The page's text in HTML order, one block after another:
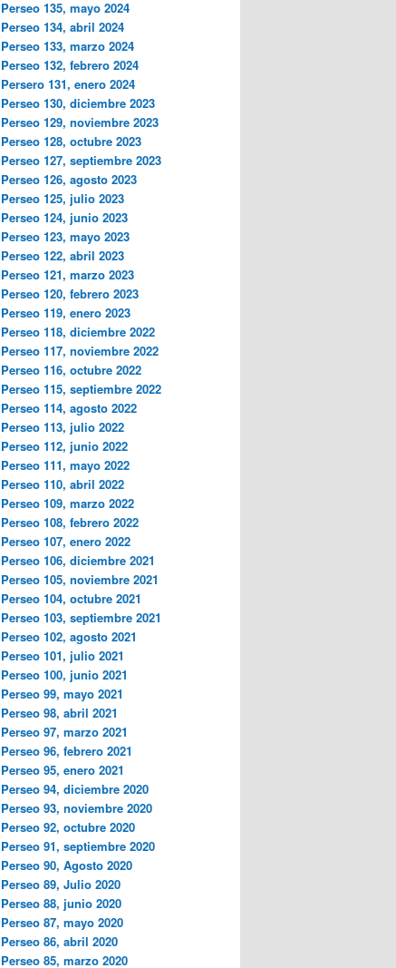
Perseo 135, mayo 2024
Perseo 134, abril 2024
Perseo 133, marzo 2024
Perseo 132, febrero 2024
Persero 131, enero 2024
Perseo 130, diciembre 2023
Perseo 129, noviembre 2023
Perseo 128, octubre 2023
Perseo 127, septiembre 2023
Perseo 126, agosto 2023
Perseo 125, julio 2023
Perseo 124, junio 2023
Perseo 123, mayo 2023
Perseo 122, abril 2023
Perseo 121, marzo 2023
Perseo 120, febrero 2023
Perseo 119, enero 2023
Perseo 118, diciembre 2022
Perseo 117, noviembre 2022
Perseo 116, octubre 2022
Perseo 115, septiembre 2022
Perseo 114, agosto 2022
Perseo 113, julio 2022
Perseo 112, junio 2022
Perseo 111, mayo 2022
Perseo 110, abril 2022
Perseo 109, marzo 2022
Perseo 108, febrero 2022
Perseo 107, enero 2022
Perseo 106, diciembre 2021
Perseo 105, noviembre 2021
Perseo 104, octubre 2021
Perseo 103, septiembre 2021
Perseo 102, agosto 2021
Perseo 101, julio 2021
Perseo 100, junio 2021
Perseo 99, mayo 2021
Perseo 98, abril 2021
Perseo 97, marzo 2021
Perseo 96, febrero 2021
Perseo 95, enero 2021
Perseo 94, diciembre 2020
Perseo 93, noviembre 2020
Perseo 92, octubre 2020
Perseo 91, septiembre 2020
Perseo 90, Agosto 2020
Perseo 89, Julio 2020
Perseo 88, junio 2020
Perseo 87, mayo 2020
Perseo 86, abril 2020
Perseo 85, marzo 2020